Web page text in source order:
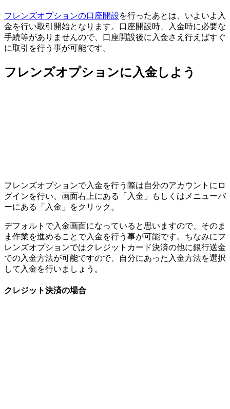
フレンズオプションの口座開設を行ったあとは、いよいよ入
金を行い取引開始となります。口座開設時、入金時に必要な
手続等がありませんので、口座開設後に入金さえ行えばすぐ
に取引を行う事が可能です。
フレンズオプションに入金しよう
フレンズオプションで入金を行う際は自分のアカウントにロ
グインを行い、画面右上にある
「入金」
もしくはメニューバ
ーにある
「入金」 をクリック。
デフォルトで入金画面になっていると思いますので、そのま
ま作業を進めることで入金を行う事が可能です。ちなみにフ
レンズオプションではクレジットカード決済の他に銀行送金
での入金方法が可能ですので、自分にあった入金方法を選択
して入金を行いましょう。
クレジット決済の場合